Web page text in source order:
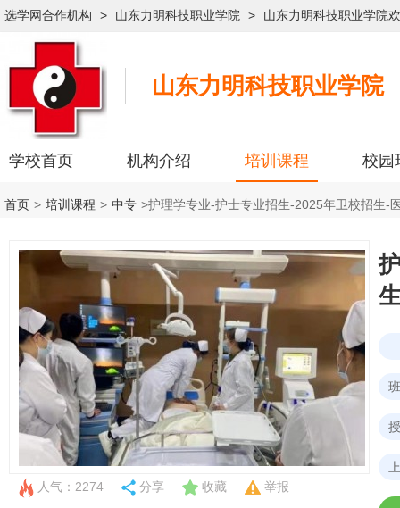
选学网合作机构 > 山东力明科技职业学院 > 山东力明科技职业学院
山东力明科技职业学院
学校首页 机构介绍 培训课程 校园
首页 > 培训课程 > 中专 >护理学专业-护士专业招生-2025年卫校招生-
人气：2274 分享 收藏 举报